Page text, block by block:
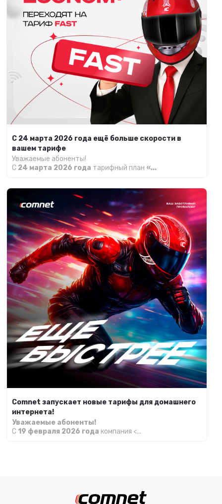
С 24 марта 2026 года ещё больше скорости в
вашем тарифе
Уважаемые абоненты!
С 24 марта 2026 года тарифный план «...
Comnet запускает новые тарифы для домашнего
интернета!
Уважаемые абоненты!
С 19 февраля 2026 года компания <...